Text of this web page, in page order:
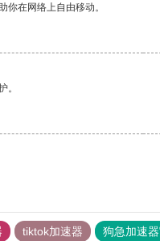
在网络上自由移动。
。
tiktok加速器 狗急加速